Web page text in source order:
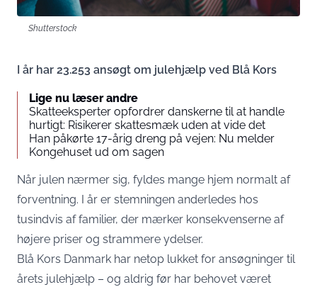
Shutterstock
I år har 23.253 ansøgt om julehjælp ved Blå Kors
Lige nu læser andre
Skatteeksperter opfordrer danskerne til at handle
hurtigt: Risikerer skattesmæk uden at vide det
Han påkørte 17-årig dreng på vejen: Nu melder
Kongehuset ud om sagen
Når julen nærmer sig, fyldes mange hjem normalt af
forventning. I år er stemningen anderledes hos
tusindvis af familier, der mærker konsekvenserne af
højere priser og strammere ydelser.
Blå Kors Danmark har netop lukket for ansøgninger til
årets julehjælp – og aldrig før har behovet været